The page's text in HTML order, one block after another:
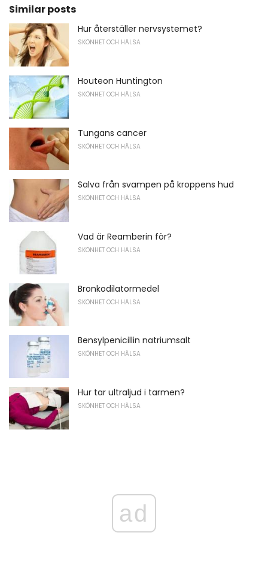
Similar posts
Hur återställer nervsystemet?
SKÖNHET OCH HÄLSA
Houteon Huntington
SKÖNHET OCH HÄLSA
Tungans cancer
SKÖNHET OCH HÄLSA
Salva från svampen på kroppens hud
SKÖNHET OCH HÄLSA
Vad är Reamberin för?
SKÖNHET OCH HÄLSA
Bronkodilatormedel
SKÖNHET OCH HÄLSA
Bensylpenicillin natriumsalt
SKÖNHET OCH HÄLSA
Hur tar ultraljud i tarmen?
SKÖNHET OCH HÄLSA
ad